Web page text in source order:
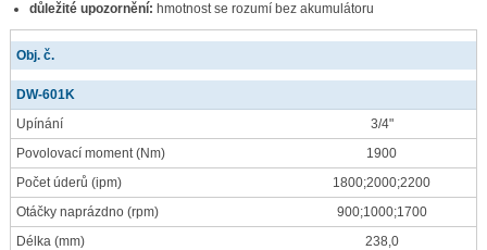
důležité upozornění: hmotnost se rozumí bez akumulátoru
Obj. č.
DW-601K
Upínání
3/4"
Povolovací moment(Nm)
1900
Počet úderů (ipm)
1800;2000;2200
Otáčky naprázdno (rpm)
900;1000;1700
Délka (mm)
238,0